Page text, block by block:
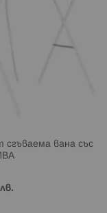
сгъваема вана със